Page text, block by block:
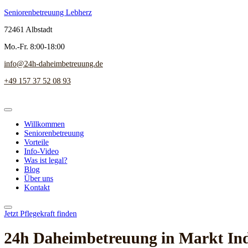
Seniorenbetreuung Lebherz
72461 Albstadt
Mo.-Fr. 8:00-18:00
info@24h-daheimbetreuung.de
+49 157 37 52 08 93
Willkommen
Seniorenbetreuung
Vorteile
Info-Video
Was ist legal?
Blog
Über uns
Kontakt
Jetzt Pflegekraft finden
24h Daheim­betreuung in Markt